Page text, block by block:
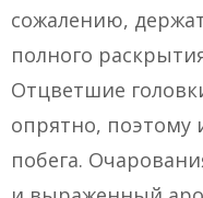
сожалению,
полного
Отцветшие
опрятно, поэтому
побега.